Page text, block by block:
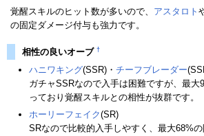
覚醒スキルのヒット数が多いので、 アスタロト
の固定ダメージ付与も強力です。
相性の良いオーブ †
ハニワキング(SSR)・ チーフブレーダー
ガチャSSRなので入手は困難ですが、最大
っており覚醒スキルとの相性が抜群です。
ホーリーフェイク(SR)
SRなので比較的入手しやすく、最大68%